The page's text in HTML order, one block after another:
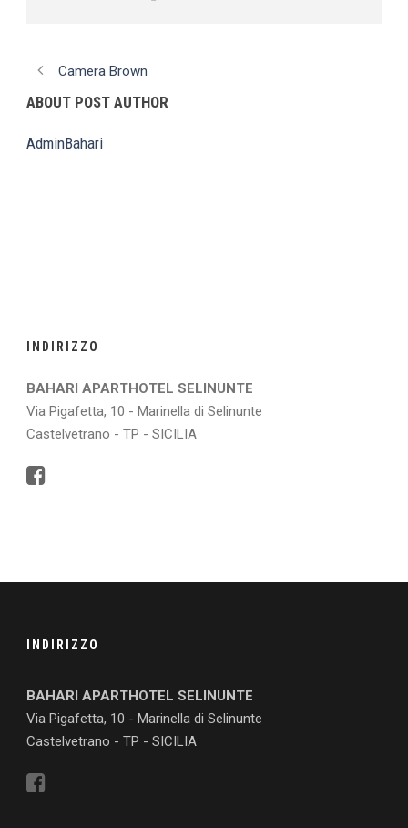
Camera Brown
ABOUT POST AUTHOR
AdminBahari
INDIRIZZO
BAHARI APARTHOTEL SELINUNTE
Via Pigafetta, 10 - Marinella di Selinunte
Castelvetrano - TP - SICILIA
INDIRIZZO
BAHARI APARTHOTEL SELINUNTE
Via Pigafetta, 10 - Marinella di Selinunte
Castelvetrano - TP - SICILIA